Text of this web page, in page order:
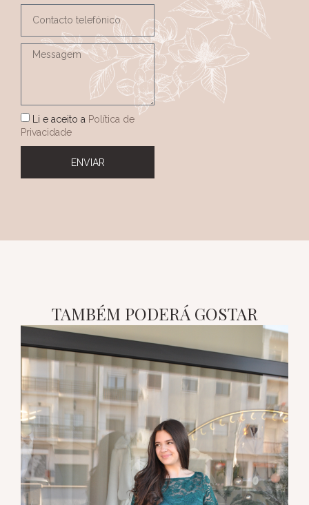
Li e aceito a Política de
Privacidade
ENVIAR
TAMBÉM PODERÁ GOSTAR